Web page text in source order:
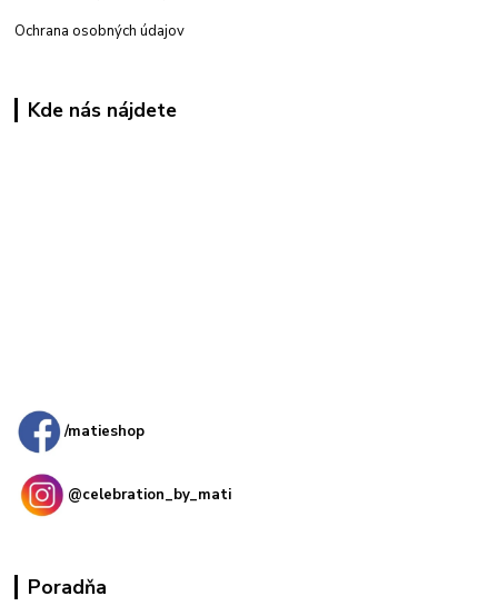
Ochrana osobných údajov
Kde nás nájdete
/matieshop
@celebration_by_mati
Poradňa